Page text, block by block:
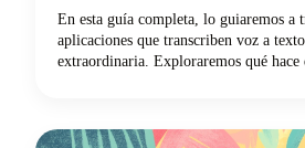
En esta guía completa, lo guiaremos a
aplicaciones que transcriben voz a
extraordinaria. Exploraremos qué hace